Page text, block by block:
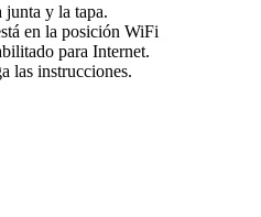
y la tapa.
en la posición WiFi
para Internet.
las instrucciones.